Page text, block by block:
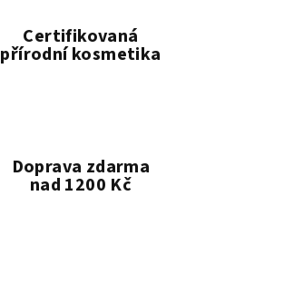
Certifikovaná
přírodní kosmetika
Doprava zdarma
nad 1200 Kč